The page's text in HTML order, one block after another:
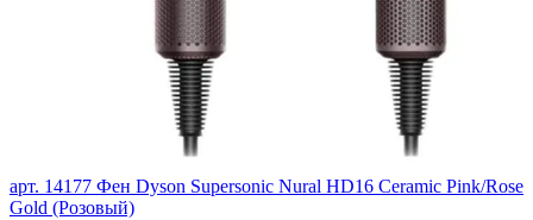
арт. 14177 Фен Dyson Supersonic Nural HD16 Ceramic Pink/Rose
Gold (Розовый)